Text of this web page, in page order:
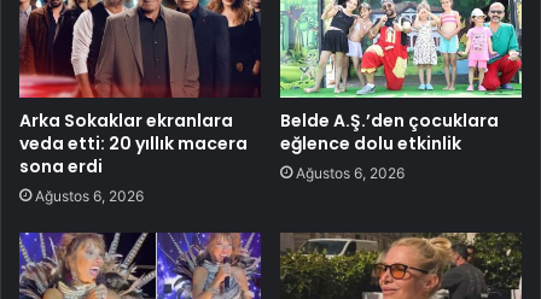
Arka Sokaklar ekranlara
veda etti: 20 yıllık macera
sona erdi
Ağustos 6, 2026
Belde A.Ş.’den çocuklara
eğlence dolu etkinlik
Ağustos 6, 2026